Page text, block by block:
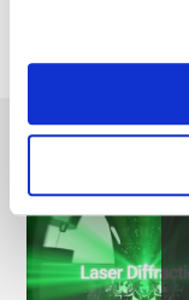
Other